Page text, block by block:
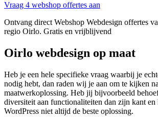
Vraag 4 webshop offertes aan
Ontvang direct Webshop Webdesign offertes
regio Oirlo. Gratis en vrijblijvend
Oirlo webdesign op maat
Heb je een hele specifieke vraag waarbij je
nodig hebt, dan raden wij je aan om te kijken
maatwerkoplossing. Heb jij bijvoorbeeld
diversiteit aan functionaliteiten dan zijn kant en
WordPress niet altijd de beste oplossing.